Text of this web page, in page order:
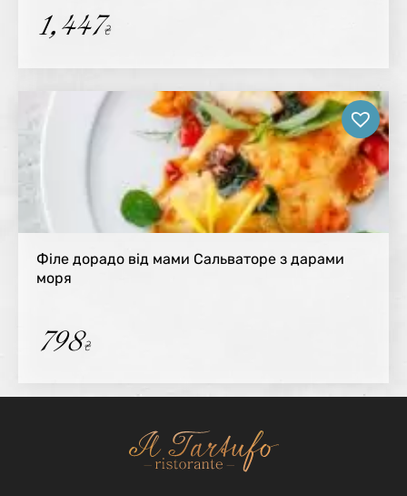
1,447₴
Філе дорадо від мами Сальваторе з дарами
моря
798₴